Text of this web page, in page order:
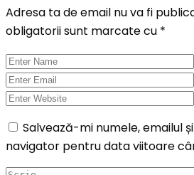
Adresa ta de email nu va fi
obligatorii sunt marcate cu *
Salvează-mi numele, emailul
navigator pentru data viitoare